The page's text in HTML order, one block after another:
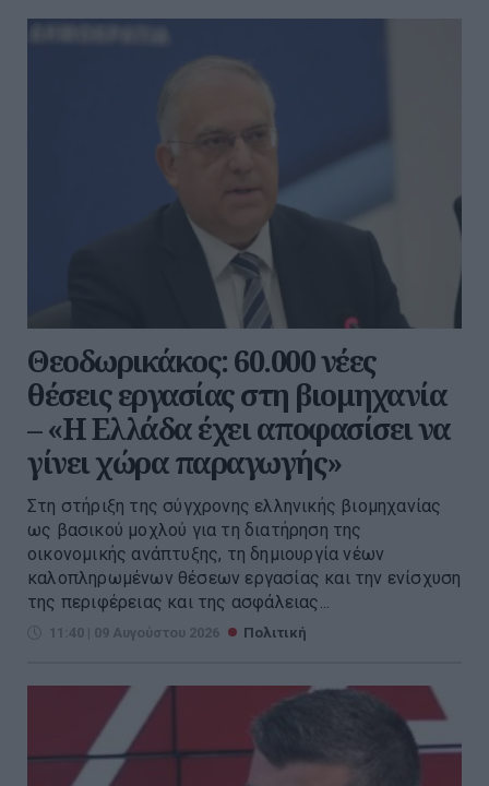
Θεοδωρικάκος: 60.000 νέες
θέσεις εργασίας στη βιομηχανία
– «Η Ελλάδα έχει αποφασίσει να
γίνει χώρα παραγωγής»
Στη στήριξη της σύγχρονης ελληνικής βιομηχανίας
ως βασικού μοχλού για τη διατήρηση της
οικονομικής ανάπτυξης, τη δημιουργία νέων
καλοπληρωμένων θέσεων εργασίας και την ενίσχυση
της περιφέρειας και της ασφάλειας...
11:40 | 09 Αυγούστου 2026 Πολιτική